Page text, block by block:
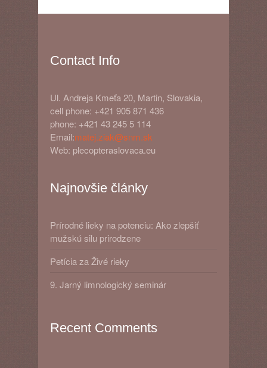
Contact Info
Ul. Andreja Kmeťa 20, Martin, Slovakia,
cell phone: +421 905 871 436
phone: +421 43 245 5 114
Email:matej.ziak@snm.sk
Web: plecopteraslovaca.eu
Najnovšie články
Prírodné lieky na potenciu: Ako zlepšiť
mužskú silu prirodzene
Petícia za Živé rieky
9. Jarný limnologický seminár
Recent Comments